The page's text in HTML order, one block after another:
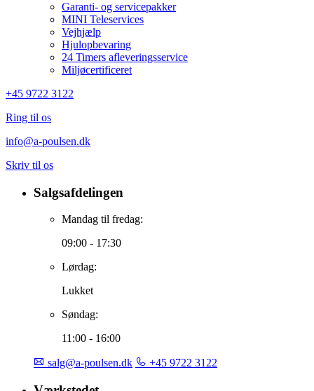
Garanti- og servicepakker
MINI Teleservices
Vejhjælp
Hjulopbevaring
24 Timers afleveringsservice
Miljøcertificeret
+45 9722 3122
Ring til os
info@a-poulsen.dk
Skriv til os
Salgsafdelingen
Mandag til fredag:
09:00 - 17:30
Lørdag:
Lukket
Søndag:
11:00 - 16:00
salg@a-poulsen.dk +45 9722 3122